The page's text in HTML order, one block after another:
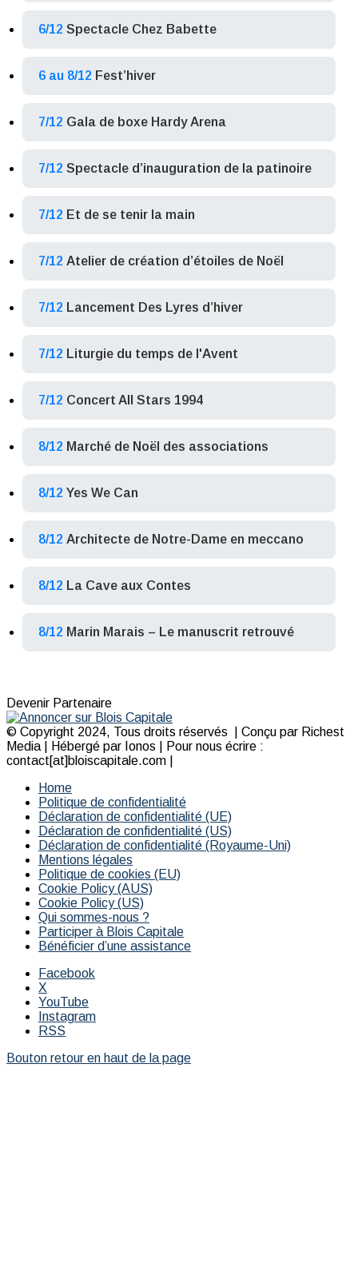
6/12 Spectacle Chez Babette
6 au 8/12 Fest’hiver
7/12 Gala de boxe Hardy Arena
7/12 Spectacle d’inauguration de la patinoire
7/12 Et de se tenir la main
7/12 Atelier de création d’étoiles de Noël
7/12 Lancement Des Lyres d’hiver
7/12 Liturgie du temps de l'Avent
7/12 Concert All Stars 1994
8/12 Marché de Noël des associations
8/12 Yes We Can
8/12 Architecte de Notre-Dame en meccano
8/12 La Cave aux Contes
8/12 Marin Marais – Le manuscrit retrouvé
Devenir Partenaire
© Copyright 2024, Tous droits réservés | Conçu par Richest
Media | Hébergé par Ionos | Pour nous écrire :
contact[at]bloiscapitale.com |
Home
Politique de confidentialité
Déclaration de confidentialité (UE)
Déclaration de confidentialité (US)
Déclaration de confidentialité (Royaume-Uni)
Mentions légales
Politique de cookies (EU)
Cookie Policy (AUS)
Cookie Policy (US)
Qui sommes-nous ?
Participer à Blois Capitale
Bénéficier d’une assistance
Facebook
X
YouTube
Instagram
RSS
Bouton retour en haut de la page